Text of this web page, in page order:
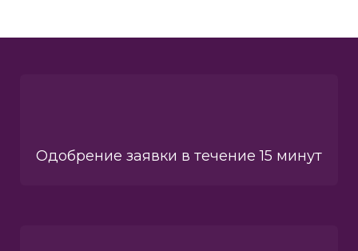
Одобрение заявки в течение 15 минут